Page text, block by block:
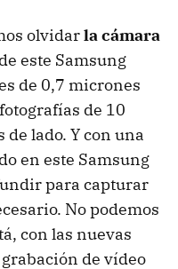
olvidarla cámara
de este Samsung
de 0,7 micrones
de 10
lado. Y con una
en este Samsung
para capturar
No podemos
con las nuevas
de vídeo